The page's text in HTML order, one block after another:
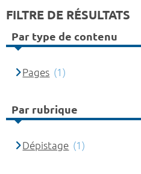
FILTRE DE RÉSULTATS
Par type de contenu
Pages (1)
Par rubrique
Dépistage (1)